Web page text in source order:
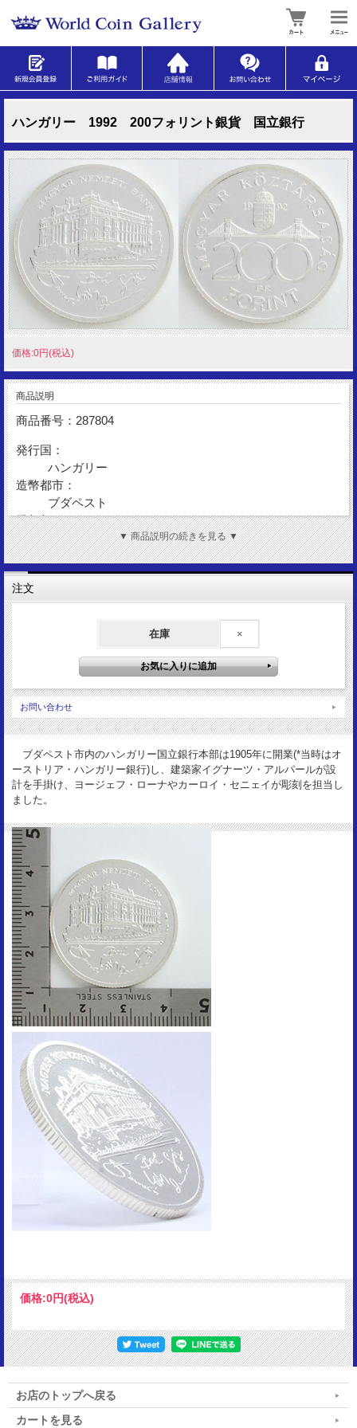
ハンガリー 1992 200フォリント銀貨 国立銀行
価格:0円(税込)
商品説明
商品番号：287804
発行国：
ハンガリー
造幣都市：
ブダペスト
発行年：
1992
額 面：
200フォリント
金 性：
国立銀行
裏図柄：
エルジェーベト橋
32mm
重 量：
12g
KM689
状 態：
UNC
▼ 商品説明の続きを見る ▼
注文
在庫 ×
お問い合わせ
ブダペスト市内のハンガリー国立銀行本部は1905年に開業(*当時はオ
ーストリア・ハンガリー銀行)し、建築家イグナーツ・アルパールが設
計を手掛け、ヨージェフ・ローナやカーロイ・セニェイが彫刻を担当し
ました。
価格:0円(税込)
お店のトップへ戻る
カートを見る